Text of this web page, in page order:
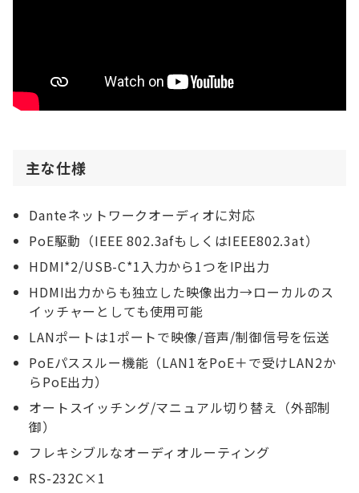
主な仕様
Danteネットワークオーディオに対応
PoE駆動（IEEE 802.3afもしくはIEEE802.3at）
HDMI*2/USB-C*1入力から1つをIP出力
HDMI出力からも独立した映像出力→ローカルのス
イッチャーとしても使用可能
LANポートは1ポートで映像/音声/制御信号を伝送
PoEパススルー機能（LAN1をPoE＋で受けLAN2か
らPoE出力）
オートスイッチング/マニュアル切り替え（外部制
御）
フレキシブルなオーディオルーティング
RS-232C×1